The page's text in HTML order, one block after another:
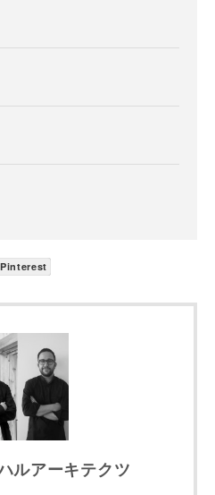
Pinterest
ルアーキテクツ
付が遅くなったり、送付でき
めご了承ください。
じる